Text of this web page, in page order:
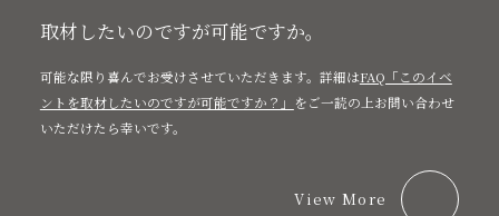
取材したいのですが可能ですか。
可能な限り喜んでお受けさせていただきます。詳細はFAQ「このイベ
ントを取材したいのですが可能ですか？」
をご一読の上お問い合わせ
いただけたら幸いです。
View More